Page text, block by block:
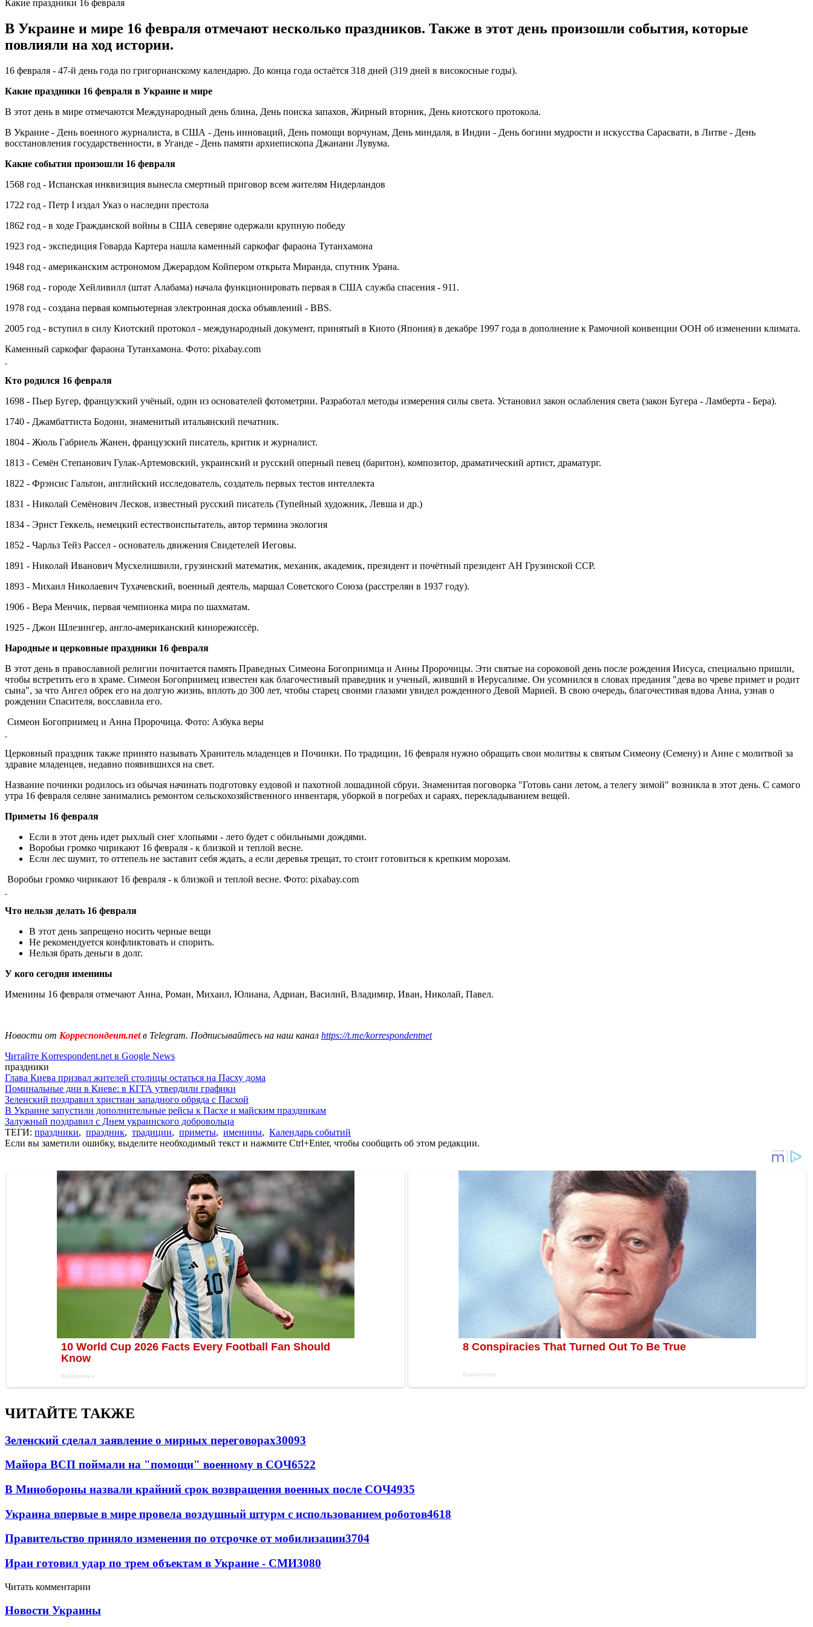
Какие праздники 16 февраля
В Украине и мире 16 февраля отмечают несколько праздников. Также в этот день произошли события, которые
повлияли на ход истории.
16 февраля - 47-й день года по григорианскому календарю. До конца года остаётся 318 дней (319 дней в високосные годы).
Какие праздники 16 февраля в Украине и мире
В этот день в мире отмечаются Международный день блина, День поиска запахов, Жирный вторник, День киотского протокола.
В Украине - День военного журналиста, в США - День инноваций, День помощи ворчунам, День миндаля, в Индии - День богини мудрости и искусства Сарасвати, в Литве - День
восстановления государственности, в Уганде - День памяти архиепископа Джанани Лувума.
Какие события произошли 16 февраля
1568 год - Испанская инквизиция вынесла смертный приговор всем жителям Нидерландов
1722 год - Петр I издал Указ о наследии престола
1862 год - в ходе Гражданской войны в США северяне одержали крупную победу
1923 год - экспедиция Говарда Картера нашла каменный саркофаг фараона Тутанхамона
1948 год - американским астрономом Джерардом Койпером открыта Миранда, спутник Урана.
1968 год - городе Хейливилл (штат Алабама) начала функционировать первая в США служба спасения - 911.
1978 год - создана первая компьютерная электронная доска объявлений - BBS.
2005 год - вступил в силу Киотский протокол - международный документ, принятый в Киото (Япония) в декабре 1997 года в дополнение к Рамочной конвенции ООН об изменении климата.
Каменный саркофаг фараона Тутанхамона. Фото: pixabay.com
Кто родился 16 февраля
1698 - Пьер Бугер, французский учёный, один из основателей фотометрии. Разработал методы измерения силы света. Установил закон ослабления света (закон Бугера - Ламберта - Бера).
1740 - Джамбаттиста Бодони, знаменитый итальянский печатник.
1804 - Жюль Габриель Жанен, французский писатель, критик и журналист.
1813 - Семён Степанович Гулак-Артемовский, украинский и русский оперный певец (баритон), композитор, драматический артист, драматург.
1822 - Фрэнсис Гальтон, английский исследователь, создатель первых тестов интеллекта
1831 - Николай Семёнович Лесков, известный русский писатель (Тупейный художник, Левша и др.)
1834 - Эрнст Геккель, немецкий естествоиспытатель, автор термина экология
1852 - Чарльз Тейз Рассел - основатель движения Свидетелей Иеговы.
1891 - Николай Иванович Мусхелишвили, грузинский математик, механик, академик, президент и почётный президент АН Грузинской ССР.
1893 - Михаил Николаевич Тухачевский, военный деятель, маршал Советского Союза (расстрелян в 1937 году).
1906 - Вера Менчик, первая чемпионка мира по шахматам.
1925 - Джон Шлезингер, англо-американский кинорежиссёр.
Народные и церковные праздники 16 февраля
В этот день в православной религии почитается память Праведных Симеона Богоприимца и Анны Пророчицы. Эти святые на сороковой день после рождения Иисуса, специально пришли,
чтобы встретить его в храме. Симеон Богоприимец известен как благочестивый праведник и ученый, живший в Иерусалиме. Он усомнился в словах предания "дева во чреве примет и родит
сына", за что Ангел обрек его на долгую жизнь, вплоть до 300 лет, чтобы старец своими глазами увидел рожденного Девой Марией. В свою очередь, благочестивая вдова Анна, узнав о
рождении Спасителя, восславила его.
Симеон Богоприимец и Анна Пророчица. Фото: Азбука веры
Церковный праздник также принято называть Хранитель младенцев и Починки. По традиции, 16 февраля нужно обращать свои молитвы к святым Симеону (Семену) и Анне с молитвой за
здравие младенцев, недавно появившихся на свет.
Название починки родилось из обычая начинать подготовку ездовой и пахотной лошадиной сбруи. Знаменитая поговорка "Готовь сани летом, а телегу зимой" возникла в этот день. С самого
утра 16 февраля селяне занимались ремонтом сельскохозяйственного инвентаря, уборкой в погребах и сараях, перекладыванием вещей.
Приметы 16 февраля
Если в этот день идет рыхлый снег хлопьями - лето будет с обильными дождями.
Воробьи громко чирикают 16 февраля - к близкой и теплой весне.
Если лес шумит, то оттепель не заставит себя ждать, а если деревья трещат, то стоит готовиться к крепким морозам.
Воробьи громко чирикают 16 февраля - к близкой и теплой весне. Фото: pixabay.com
Что нельзя делать 16 февраля
В этот день запрещено носить черные вещи
Не рекомендуется конфликтовать и спорить.
Нельзя брать деньги в долг.
У кого сегодня именины
Именины 16 февраля отмечают Анна, Роман, Михаил, Юлиана, Адриан, Василий, Владимир, Иван, Николай, Павел.
Новости от Корреспондент.netв Telegram. Подписывайтесь на наш канал https://t.me/korrespondentnet
Читайте Korrespondent.net в Google News
праздники
Глава Киева призвал жителей столицы остаться на Пасху дома
Поминальные дни в Киеве: в КГГА утвердили графики
Зеленский поздравил христиан западного обряда с Пасхой
В Украине запустили дополнительные рейсы к Пасхе и майским праздникам
Залужный поздравил с Днем украинского добровольца
ТЕГИ: праздники, праздник, традиции, приметы, именины, Календарь событий
Если вы заметили ошибку, выделите необходимый текст и нажмите Ctrl+Enter, чтобы сообщить об этом редакции.
ЧИТАЙТЕ ТАКЖЕ
Зеленский сделал заявление о мирных переговорах30093
Майора ВСП поймали на "помощи" военному в СОЧ6522
В Минобороны назвали крайний срок возвращения военных после СОЧ4935
Украина впервые в мире провела воздушный штурм с использованием роботов4618
Правительство приняло изменения по отсрочке от мобилизации3704
Иран готовил удар по трем объектам в Украине - СМИ3080
Читать комментарии
Новости Украины